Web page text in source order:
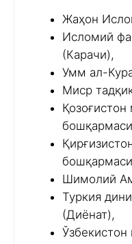
Жаҳон
Исломий
(Карачи),
Умм ал-
Миср
Шимолий
Туркия
(Диёнат),